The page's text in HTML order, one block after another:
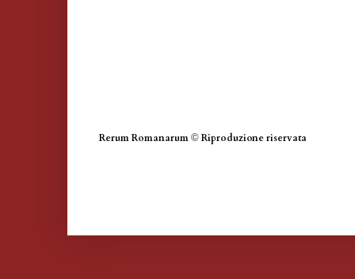
Rerum Romanarum © Riproduzione riservata